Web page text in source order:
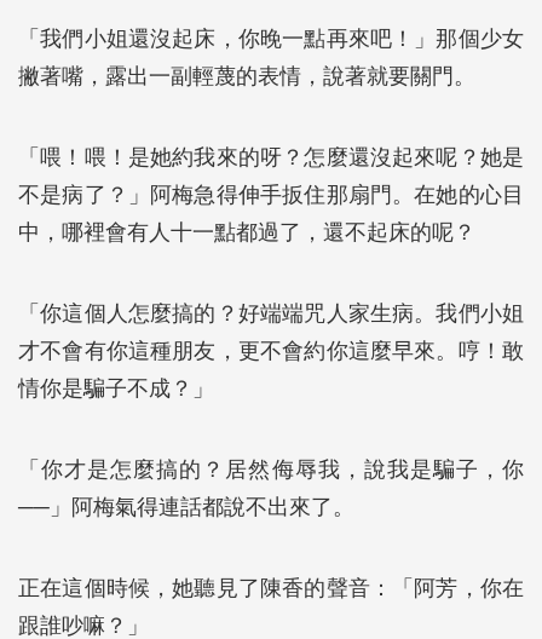
「我們小姐還沒起床，你晚一點再來吧！」那個少女
撇著嘴，露出一副輕蔑的表情，說著就要關門。
「喂！喂！是她約我來的呀？怎麼還沒起來呢？她是
不是病了？」阿梅急得伸手扳住那扇門。在她的心目
中，哪裡會有人十一點都過了，還不起床的呢？
「你這個人怎麼搞的？好端端咒人家生病。我們小姐
才不會有你這種朋友，更不會約你這麼早來。哼！敢
情你是騙子不成？」
「你才是怎麼搞的？居然侮辱我，說我是騙子，你
──」阿梅氣得連話都說不出來了。
正在這個時候，她聽見了陳香的聲音：「阿芳，你在
跟誰吵嘛？」